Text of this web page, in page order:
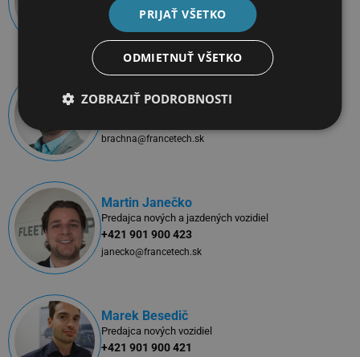
+421 55 783 66 66
hajduk@francetech.sk
Miroslav Brachna
Vedúci predaja vozidiel
brachna@francetech.sk
Martin Janečko
Predajca nových a jazdených vozidiel
+421 901 900 423
janecko@francetech.sk
Marek Besedič
Predajca nových vozidiel
+421 901 900 421
PRIJAŤ VŠETKO
ODMIETNUŤ VŠETKO
ZOBRAZIŤ PODROBNOSTI